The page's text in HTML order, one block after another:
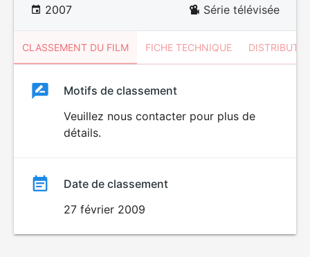
2007 Série télévisée
CLASSEMENT DU FILM FICHE TECHNIQUE
ClassementClassement
POUR
Motifs de classement
Veuillez nous contacter pour plus de
détails.
Date de classement
27 février 2009